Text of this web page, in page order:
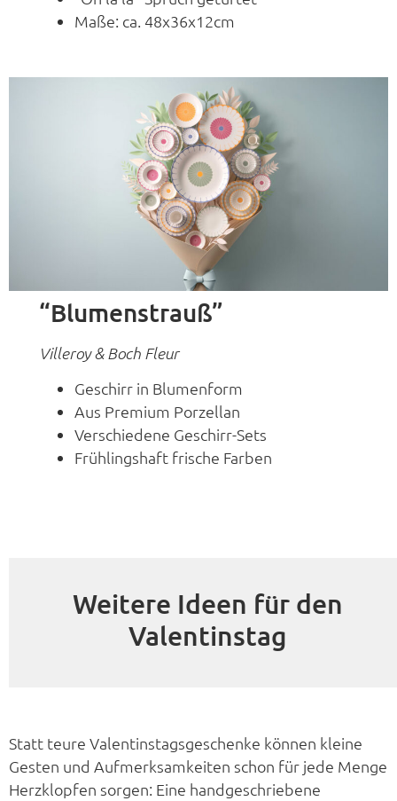
Maße: ca. 48x36x12cm
“Blumenstrauß”
Villeroy & Boch Fleur
Geschirr in Blumenform
Aus Premium Porzellan
Verschiedene Geschirr-Sets
Frühlingshaft frische Farben
Weitere Ideen für den
Valentinstag
Statt teure Valentinstagsgeschenke können kleine
Gesten und Aufmerksamkeiten schon für jede Menge
Herzklopfen sorgen: Eine handgeschriebene